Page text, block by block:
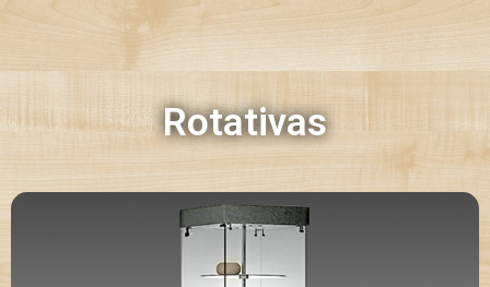
Rotativas